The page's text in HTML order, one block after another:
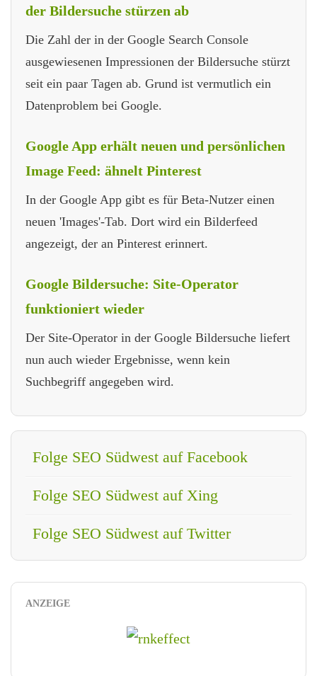
der Bildersuche stürzen ab
Die Zahl der in der Google Search Console
ausgewiesenen Impressionen der Bildersuche stürzt
seit ein paar Tagen ab. Grund ist vermutlich ein
Datenproblem bei Google.
Google App erhält neuen und persönlichen
Image Feed: ähnelt Pinterest
In der Google App gibt es für Beta-Nutzer einen
neuen 'Images'-Tab. Dort wird ein Bilderfeed
angezeigt, der an Pinterest erinnert.
Google Bildersuche: Site-Operator
funktioniert wieder
Der Site-Operator in der Google Bildersuche liefert
nun auch wieder Ergebnisse, wenn kein
Suchbegriff angegeben wird.
Folge SEO Südwest auf Facebook
Folge SEO Südwest auf Xing
Folge SEO Südwest auf Twitter
ANZEIGE